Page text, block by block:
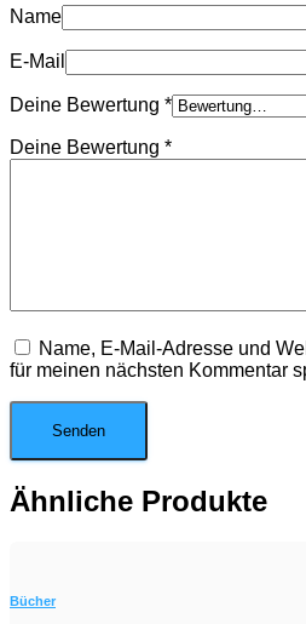
Name
E-Mail
Deine Bewertung *
Deine Bewertung *
Name, E-Mail-Adresse und
für meinen nächsten Kommentar
Ähnliche Produkte
Bücher